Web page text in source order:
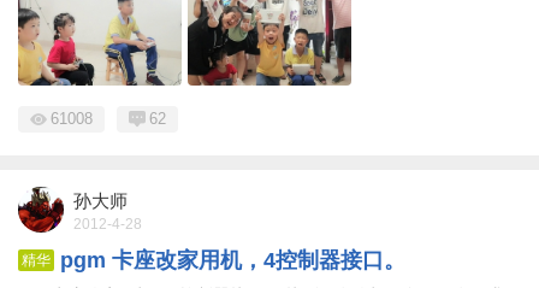
61008 62
孙大师
2012-4-28
精华 pgm 卡座改家用机，4控制器接口。